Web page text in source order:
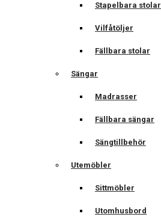
Stapelbara stolar
Vilfåtöljer
Fällbara stolar
Sängar
Madrasser
Fällbara sängar
Sängtillbehör
Utemöbler
Sittmöbler
Utomhusbord